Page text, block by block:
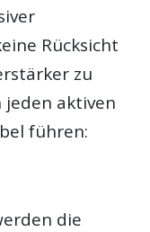
Rücksicht
zu
jeden aktiven
führen:
die